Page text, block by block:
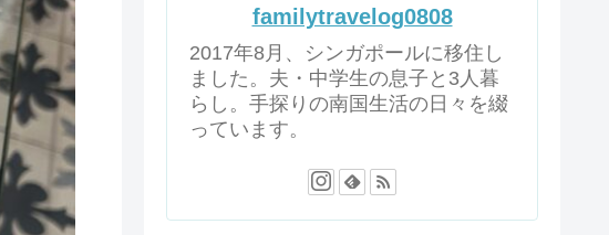
familytravelog0808
2017年8月、シンガポールに移住し
ました。夫・中学生の息子と3人暮
らし。手探りの南国生活の日々を綴
っています。